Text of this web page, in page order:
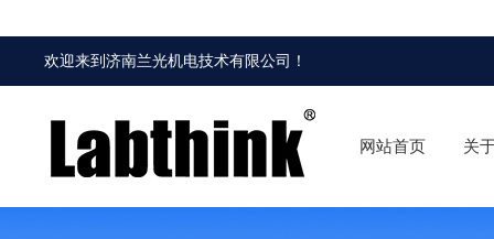
欢迎来到济南兰光机电技术有限公司 ！
网站首页 关